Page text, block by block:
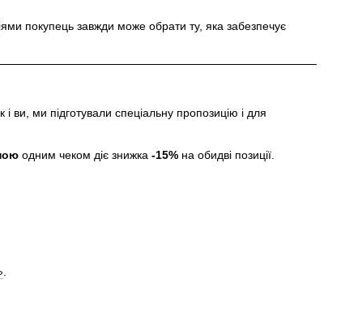
покупець завжди може обрати ту, яка забезпечує
ми підготували спеціальну пропозицію і для
одним чеком діє знижка -15% на обидві позиції.